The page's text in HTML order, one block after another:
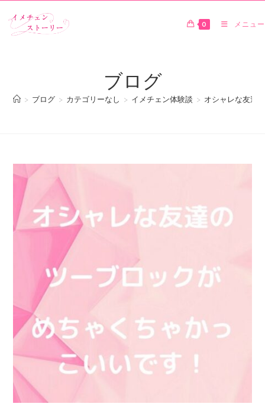
0 メニュー
ブログ
> ブログ > カテゴリーなし > イメチェン体験談 > オシャレな友達